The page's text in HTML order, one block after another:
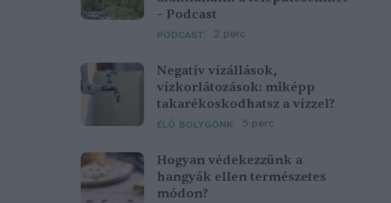
– Podcast
PODCAST 2 perc
Negatív vízállások,
vízkorlátozások: miképp
takarékoskodhatsz a vízzel?
ÉLŐ BOLYGÓNK 5 perc
Hogyan védekezzünk a
hangyák ellen természetes
módon?